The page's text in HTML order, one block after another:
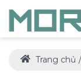
Trang chủ